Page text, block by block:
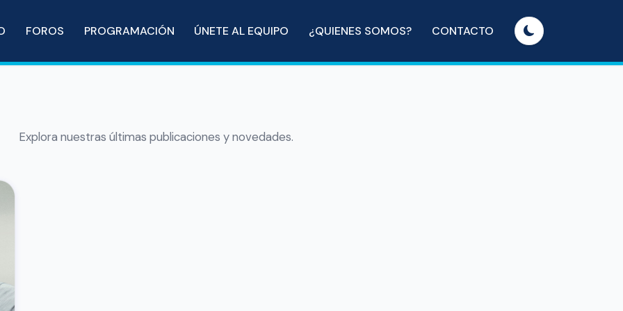
FOROS PROGRAMACIÓN ÚNETE AL EQUIPO ¿QUIENES SOMOS? CONTACTO
Explora nuestras últimas publicaciones y novedades.